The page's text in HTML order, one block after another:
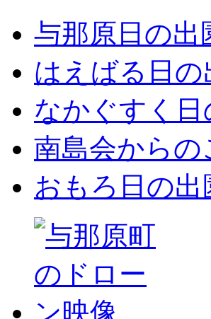
与那原日の出
はえばる日の
なかぐすく日
南島会からの
おもろ日の出